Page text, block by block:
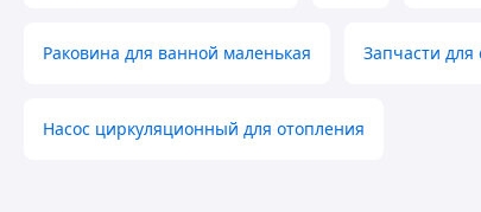
Раковина для ванной маленькая Запчасти
Насос циркуляционный для отопления